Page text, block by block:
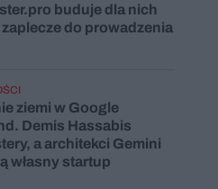
buduje dla nich
do prowadzenia
ziemi w Google
Demis Hassabis
a architekci Gemini
własny startup